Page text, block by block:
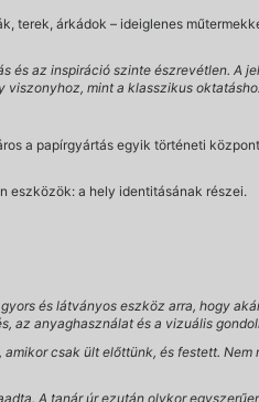
terek, árkádok – ideiglenes
és az inspiráció szinte észrevétlen. A
viszonyhoz, mint a klasszikus
a papírgyártás egyik történeti
eszközök: a hely identitásának részei.
és látványos eszköz arra, hogy
az anyaghasználat és a vizuális
csak ült előttünk, és festett.
A tanár úr ezután olykor